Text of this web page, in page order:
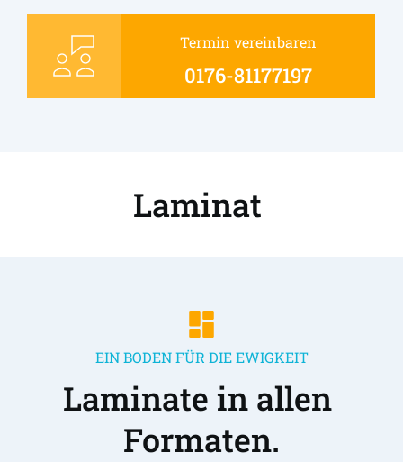
Termin vereinbaren
0176-81177197
Laminat
EIN BODEN FÜR DIE EWIGKEIT
Laminate in allen
Formaten.